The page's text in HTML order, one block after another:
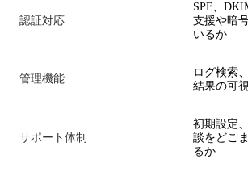
認証対応
SPF、
支援や暗
いるか
管理機能
ログ検索
結果の可
サポート体制
初期設定
談をどこ
るか